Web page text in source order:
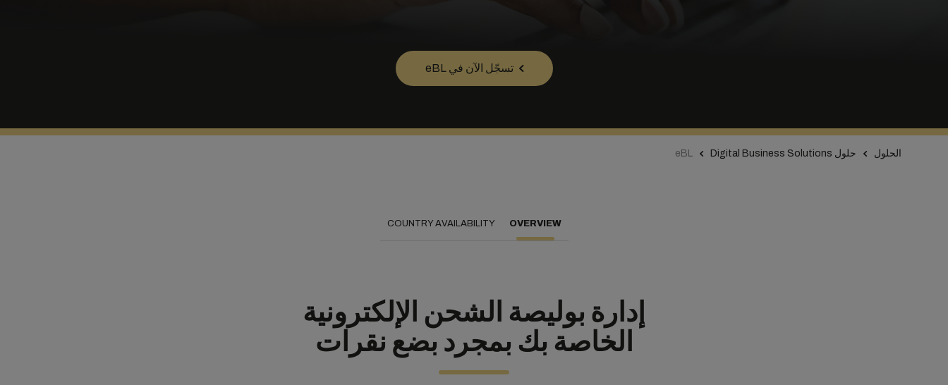
تسجّل الآن في eBL
الحلول حلول Digital Business Solutions eBL
OVERVIEW
COUNTRY AVAILABILITY
إدارة بوليصة الشحن الإلكترونية
الخاصة بك بمجرد بضع نقرات